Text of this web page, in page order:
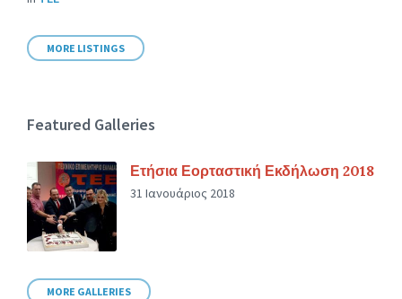
MORE LISTINGS
Featured Galleries
Ετήσια Εορταστική Εκδήλωση 2018
31 Ιανουάριος 2018
MORE GALLERIES